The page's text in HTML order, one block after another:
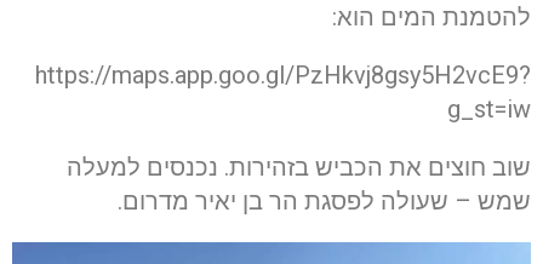
להטמנת המים הוא:
https://maps.app.goo.gl/PzHkvj8gsy5H2vcE9?
g_st=iw
שוב חוצים את הכביש בזהירות. נכנסים למעלה
שמש – שעולה לפסגת הר בן יאיר מדרום.